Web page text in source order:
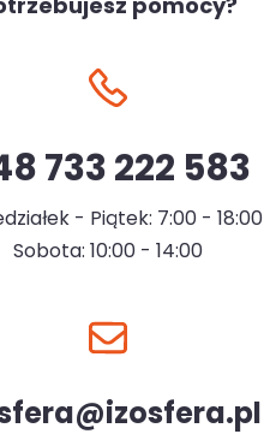
733 222 583
- Piątek: 7:00 - 18:00
Sobota: 10:00 - 14:00